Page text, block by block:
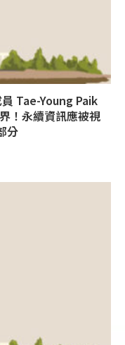
Tae-Young Paik
！永續資訊應被視
分